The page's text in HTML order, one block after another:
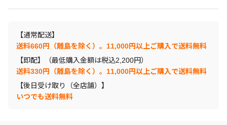
【通常配送】
送料660円（離島を除く）。11,000円以上ご購入で送料無料
【即配】（最低購入金額は税込2,200円）
送料330円（離島を除く）。11,000円以上ご購入で送料無料
【後日受け取り（全店舗）】
いつでも送料無料